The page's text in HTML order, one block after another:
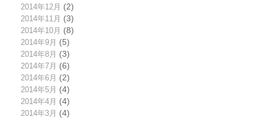
2014年12月 (2)
2014年11月 (3)
2014年10月 (8)
2014年9月 (5)
2014年8月 (3)
2014年7月 (6)
2014年6月 (2)
2014年5月 (4)
2014年4月 (4)
2014年3月 (4)